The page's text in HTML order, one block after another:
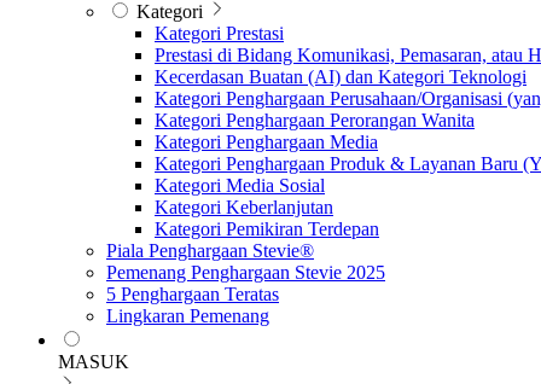
Kategori
Kategori Prestasi
Prestasi di Bidang Komunikasi, Pemasaran, atau
Kecerdasan Buatan (AI) dan Kategori Teknologi
Kategori Penghargaan Perusahaan/Organisasi
Kategori Penghargaan Perorangan Wanita
Kategori Penghargaan Media
Kategori Penghargaan Produk & Layanan Baru
Kategori Media Sosial
Kategori Keberlanjutan
Kategori Pemikiran Terdepan
Piala Penghargaan Stevie®
Pemenang Penghargaan Stevie 2025
5 Penghargaan Teratas
Lingkaran Pemenang
MASUK